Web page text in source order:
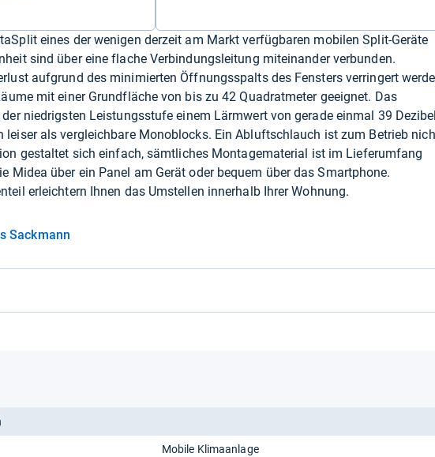
eines der wenigen derzeit am Markt verfügbaren mobilen Split-Geräte
sind über eine flache Verbindungsleitung miteinander verbunden.
aufgrund des minimierten Öffnungsspalts des Fensters verringert
mit einer Grundfläche von bis zu 42 Quadratmeter geeignet. Das
niedrigsten Leistungsstufe einem Lärmwert von gerade einmal 39 Dezibel
leiser als vergleichbare Monoblocks. Ein Abluftschlauch ist zum Betrieb
gestaltet sich einfach, sämtliches Montagematerial ist im Lieferumfang
Midea über ein Panel am Gerät oder bequem über das Smartphone.
erleichtern Ihnen das Umstellen innerhalb Ihrer Wohnung.
Sackmann
Mobile Klimaanlage